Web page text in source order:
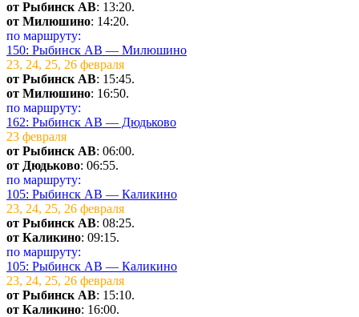
от Рыбинск АВ: 13:20.
от Милюшино: 14:20.
по маршруту:
150: Рыбинск АВ — Милюшино
23, 24, 25, 26 февраля
от Рыбинск АВ: 15:45.
от Милюшино: 16:50.
по маршруту:
162: Рыбинск АВ — Дюдьково
23 февраля
от Рыбинск АВ: 06:00.
от Дюдьково: 06:55.
по маршруту:
105: Рыбинск АВ — Каликино
23, 24, 25, 26 февраля
от Рыбинск АВ: 08:25.
от Каликино: 09:15.
по маршруту:
105: Рыбинск АВ — Каликино
23, 24, 25, 26 февраля
от Рыбинск АВ: 15:10.
от Каликино: 16:00.